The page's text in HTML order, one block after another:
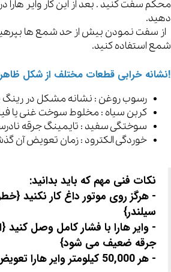
محکم سفت کنید . بعد از این کار وایر هارا
دهید.
از سفت نمودن بیش از حد شمع ها
شمع استفاده کنید.
!نشانه خرابی قطعات مختلف از شکل
رسوب روغن : نشانه مشکل در رینگ
کربن سیاه : مخلوط سوخت غنی یا
سوختگی سفید : تایمینگ جرقه
خوردگی الکترود : زمان تعویض آن
نکات فنی مهم که باید بدانید:
- هرگز روی موتور داغ کار نکنید
سیلندر}
- وایر هارا با فشار کامل وصل
جرقه ضعیف می شود}
- هر 50,000 کیلومتر وایر هارا تعویض کنید